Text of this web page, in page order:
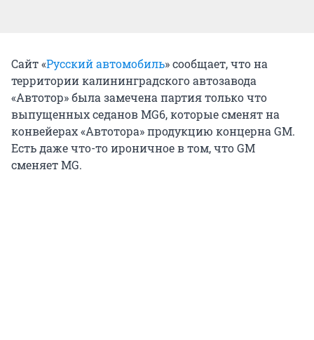
Сайт «Русский автомобиль» сообщает, что на
территории калининградского автозавода
«Автотор» была замечена партия только что
выпущенных седанов MG6, которые сменят на
конвейерах «Автотора» продукцию концерна GM.
Есть даже что-то ироничное в том, что GM
сменяет MG.